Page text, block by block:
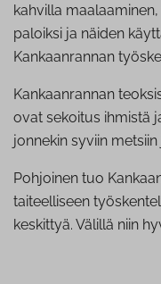
kahvilla
paloiksi ja näiden
Kankaanrannan
Kankaanrannan
ovat sekoitus ihmistä
jonnekin syviin
Pohjoinen tuo
taiteelliseen
keskittyä. Välillä niin